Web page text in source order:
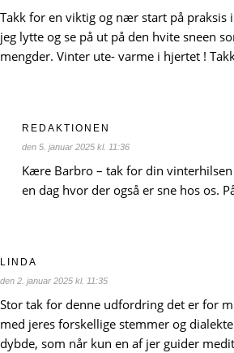
Takk for en viktig og nær start på praksis
jeg lytte og se på ut på den hvite sneen
mengder. Vinter ute- varme i hjertet !
REDAKTIONEN
den 5. januar 2025 kl. 11:36
Kære Barbro – tak for din
en dag hvor der også er sne hos os.
LINDA
den 2. januar 2025 kl. 11:35
Stor tak for denne udfordring det er for
med jeres forskellige stemmer og
dybde, som når kun en af jer guider